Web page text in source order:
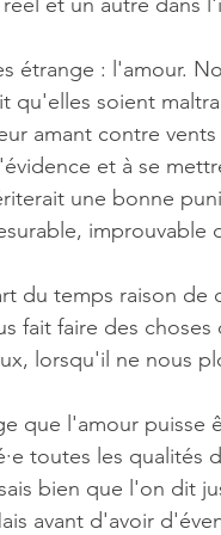
étrange : l'amour.
qu'elles soient
amant contre
et à se
une bonne
improuvable
du temps raison
fait faire des choses
lorsqu'il ne nous
que l'amour puisse
toutes les
bien que l'on dit
avant d'avoir